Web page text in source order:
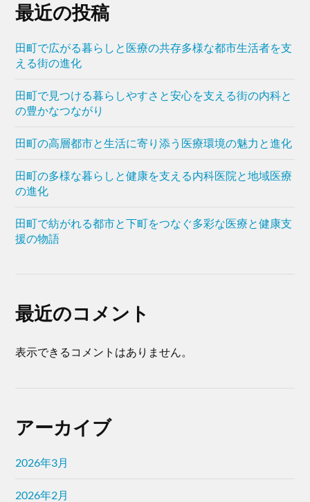
最近の投稿
田町で広がる暮らしと医療の共存多様な都市生活者を支
える街の進化
田町で見つける暮らしやすさと安心を支える街の内科と
の豊かなつながり
田町の高層都市と生活に寄り添う医療環境の魅力と進化
田町の多様な暮らしと健康を支える内科医院と地域医療
の進化
田町で紡がれる都市と下町をつなぐ多彩な医療と健康支
援の物語
最近のコメント
表示できるコメントはありません。
アーカイブ
2026年3月
2026年2月